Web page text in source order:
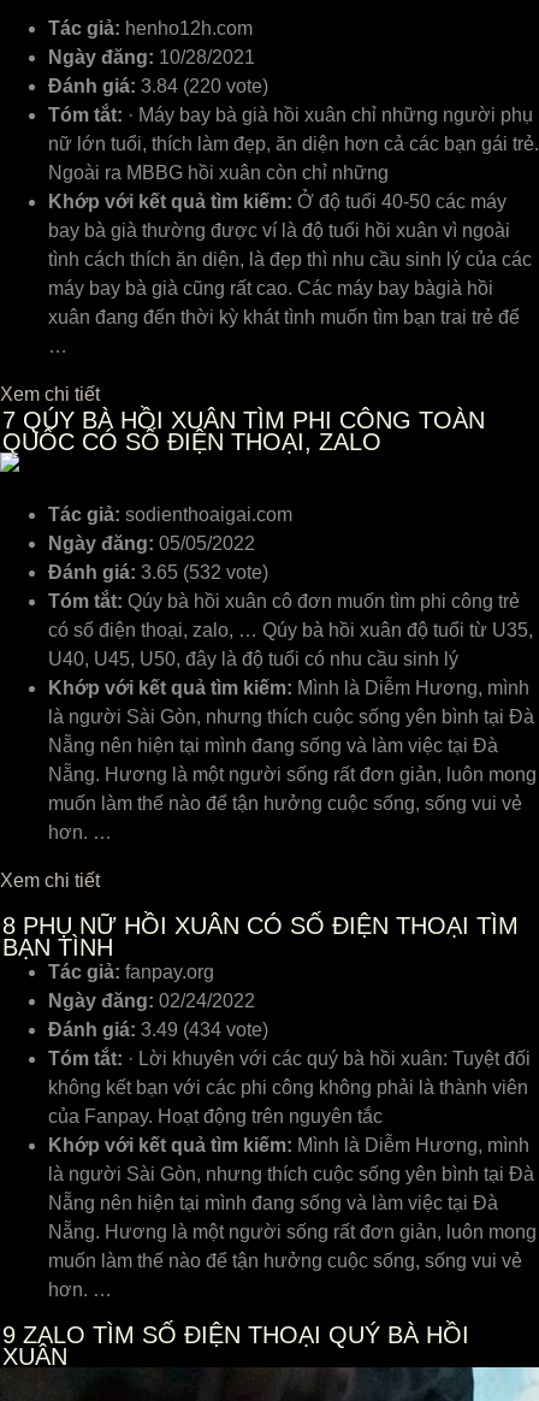
Tác giả: henho12h.com
Ngày đăng: 10/28/2021
Đánh giá: 3.84 (220 vote)
Tóm tắt: · Máy bay bà già hồi xuân chỉ những người phụ
nữ lớn tuổi, thích làm đẹp, ăn diện hơn cả các bạn gái trẻ.
Ngoài ra MBBG hồi xuân còn chỉ những
Khớp với kết quả tìm kiếm: Ở độ tuổi 40-50 các máy
bay bà già thường được ví là độ tuổi hồi xuân vì ngoài
tình cách thích ăn diện, là đẹp thì nhu cầu sinh lý của các
máy bay bà già cũng rất cao. Các máy bay bàgià hồi
xuân đang đến thời kỳ khát tình muốn tìm bạn trai trẻ để
…
Xem chi tiết
7 QÚY BÀ HỒI XUÂN TÌM PHI CÔNG TOÀN
QUỐC CÓ SỐ ĐIỆN THOẠI, ZALO
Tác giả: sodienthoaigai.com
Ngày đăng: 05/05/2022
Đánh giá: 3.65 (532 vote)
Tóm tắt: Qúy bà hồi xuân cô đơn muốn tìm phi công trẻ
có số điện thoại, zalo, … Qúy bà hồi xuân độ tuổi từ U35,
U40, U45, U50, đây là độ tuổi có nhu cầu sinh lý
Khớp với kết quả tìm kiếm: Mình là Diễm Hương, mình
là người Sài Gòn, nhưng thích cuộc sống yên bình tại Đà
Nẵng nên hiện tại mình đang sống và làm việc tại Đà
Nẵng. Hương là một người sống rất đơn giản, luôn mong
muốn làm thế nào để tận hưởng cuộc sống, sống vui vẻ
hơn. …
Xem chi tiết
8 PHỤ NỮ HỒI XUÂN CÓ SỐ ĐIỆN THOẠI TÌM
BẠN TÌNH
Tác giả: fanpay.org
Ngày đăng: 02/24/2022
Đánh giá: 3.49 (434 vote)
Tóm tắt: · Lời khuyên với các quý bà hồi xuân: Tuyệt đối
không kết bạn với các phi công không phải là thành viên
của Fanpay. Hoạt động trên nguyên tắc
Khớp với kết quả tìm kiếm: Mình là Diễm Hương, mình
là người Sài Gòn, nhưng thích cuộc sống yên bình tại Đà
Nẵng nên hiện tại mình đang sống và làm việc tại Đà
Nẵng. Hương là một người sống rất đơn giản, luôn mong
muốn làm thế nào để tận hưởng cuộc sống, sống vui vẻ
hơn. …
9 ZALO TÌM SỐ ĐIỆN THOẠI QUÝ BÀ HỒI
XUÂN